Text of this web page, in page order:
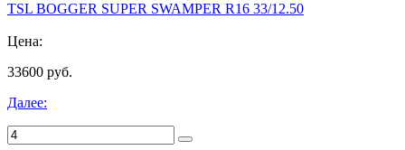
TSL BOGGER SUPER SWAMPER R16 33/12.50
Цена:
33600 руб.
Далее: